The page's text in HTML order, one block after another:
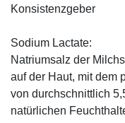
Konsistenzgeber
Sodium Lactate:
Natriumsalz der
auf der Haut, mit dem
von durchschnittlich
natürlichen